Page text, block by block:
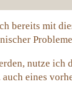
mit
nutze
eines